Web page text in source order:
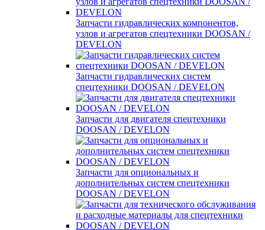
Запчасти гидравлических компонентов,
узлов и агрегатов спецтехники DOOSAN /
DEVELON
Запчасти гидравлических систем
спецтехники DOOSAN / DEVELON
Запчасти для двигателя спецтехники
DOOSAN / DEVELON
Запчасти для опциональных и
дополнительных систем спецтехники
DOOSAN / DEVELON